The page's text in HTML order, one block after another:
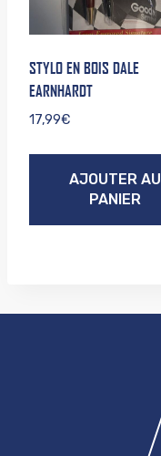
STYLO EN BOIS DALE
EARNHARDT
17,99€
AJOUTER AU
PANIER